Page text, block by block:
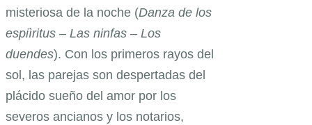
misteriosa de la noche (Danza de los
espiìritus – Las ninfas – Los
duendes). Con los primeros rayos del
sol, las parejas son despertadas del
plácido sueño del amor por los
severos ancianos y los notarios,